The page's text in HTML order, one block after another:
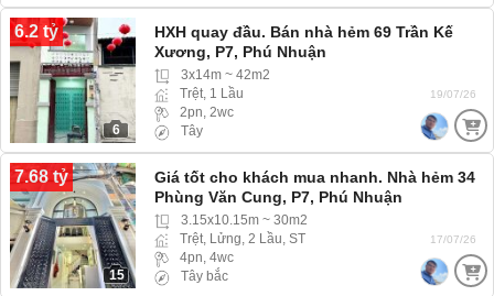
6.2 tỷ
6
HXH quay đầu. Bán nhà hẻm 69 Trần Kế
Xương, P7, Phú Nhuận
3x14m ~ 42m2
Trệt, 1 Lầu
2pn, 2wc
Tây
19/07/26
7.68 tỷ
15
Giá tốt cho khách mua nhanh. Nhà hẻm 34
Phùng Văn Cung, P7, Phú Nhuận
3.15x10.15m ~ 30m2
Trệt, Lửng, 2 Lầu, ST
4pn, 4wc
Tây bắc
17/07/26